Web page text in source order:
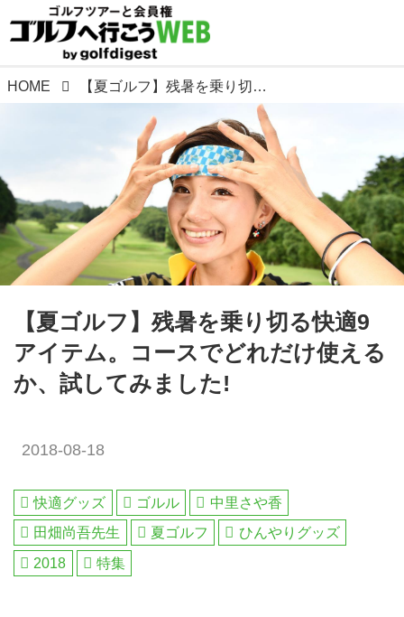
HOME 【夏ゴルフ】残暑を乗り切る快適9アイテム。コースでどれだけ使えるか、試してみました!
【夏ゴルフ】残暑を乗り切る快適9
アイテム。コースでどれだけ使える
か、試してみました!
2018-08-18
快適グッズ ゴルル
中里さや香
田畑尚吾先生
夏ゴルフ
ひんやりグッズ
2018
特集